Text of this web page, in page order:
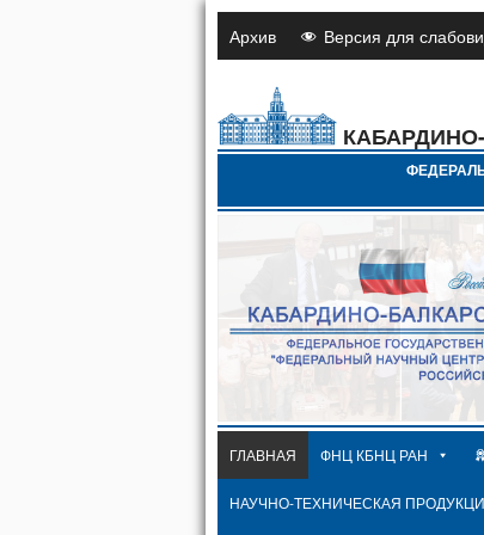
Архив Версия для
ГЛАВНАЯ ФНЦ КБНЦ РАН
НАУЧНО-ТЕХНИЧЕСКАЯ